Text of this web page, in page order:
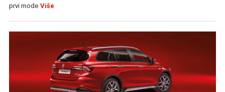
prvi mode Više